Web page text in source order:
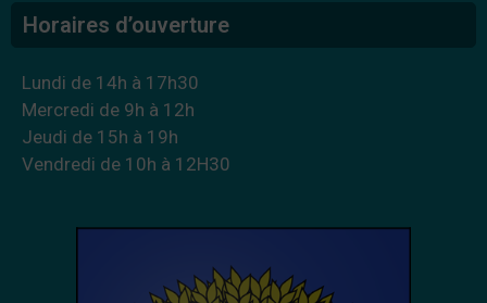
Horaires d’ouverture
Lundi de 14h à 17h30
Mercredi de 9h à 12h
Jeudi de 15h à 19h
Vendredi de 10h à 12H30